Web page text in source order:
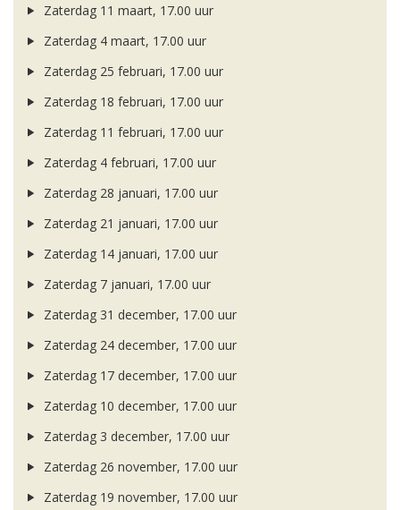
Zaterdag 11 maart, 17.00 uur
Zaterdag 4 maart, 17.00 uur
Zaterdag 25 februari, 17.00 uur
Zaterdag 18 februari, 17.00 uur
Zaterdag 11 februari, 17.00 uur
Zaterdag 4 februari, 17.00 uur
Zaterdag 28 januari, 17.00 uur
Zaterdag 21 januari, 17.00 uur
Zaterdag 14 januari, 17.00 uur
Zaterdag 7 januari, 17.00 uur
Zaterdag 31 december, 17.00 uur
Zaterdag 24 december, 17.00 uur
Zaterdag 17 december, 17.00 uur
Zaterdag 10 december, 17.00 uur
Zaterdag 3 december, 17.00 uur
Zaterdag 26 november, 17.00 uur
Zaterdag 19 november, 17.00 uur